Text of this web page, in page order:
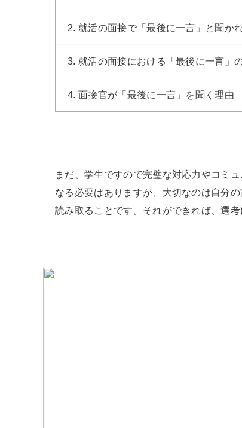
2. 就活の面接で「最後に一言」と聞か
3. 就活の面接における「最後に一言」
4. 面接官が「最後に一言」を聞く理由
まだ、学生ですので完璧な対応力やコミ
なる必要はありますが、大切なのは自分
読み取ることです。それができれば、選